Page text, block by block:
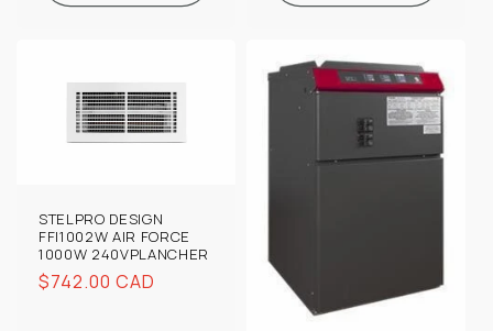
STELPRO DESIGN
FFI1002W AIR FORCE
1000W 240VPLANCHER
Prix
$742.00 CAD